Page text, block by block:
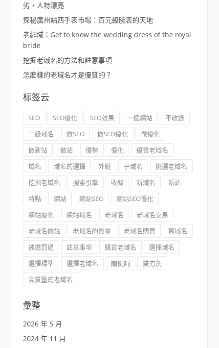
劣，人特漂亮
探秘廣州站西手表市場：百元級腕表的天地
老網域：Get to know the wedding dress of the royal
bride
挖掘老域名的方法和註意事項
怎麽樣的老域名才是優質的？
标签云
SEO SEO優化 SEO效果 一個網站
不收錄
二級域名
做SEO 做SEO優化
做優化
做新站
做站 優勢 優化
優質老域名
域名
域名的選擇 外鏈 子域名
挑選老域名
挖掘老域名
搜索引擎 收錄 新域名
新站
特點
網站 網站SEO
網站SEO優化
網站優化
網站域名 老域名
老域名交易
老域名做站
老域名的質量 老域名購買
舊域名
被懲罰過
註意事項 購買老域名
選擇域名
選擇標準
選擇老域名 關鍵詞
雙刃劍
高質量的老域名
彙整
2026 年 5 月
2024 年 11 月